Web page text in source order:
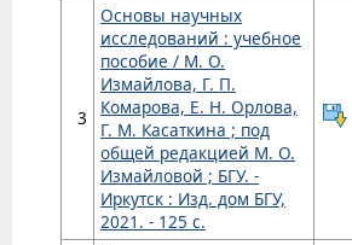
3
Основы научных
исследований : учебное
пособие / М. О.
Измайлова, Г. П.
Комарова, Е. Н. Орлова,
Г. М. Касаткина ; под
общей редакцией М. О.
Измайловой ; БГУ. -
Иркутск : Изд. дом БГУ,
2021. - 125 с.